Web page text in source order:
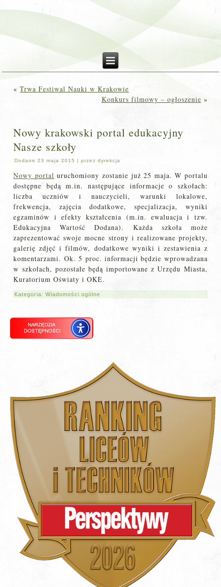
«Trwa Festiwal Nauki w Krakowie
Konkurs filmowy – ogłoszenie »
Nowy krakowski portal edukacyjny
Nasze szkoły
Dodane 23 maja 2015 |przez dyrekcja
Nowy portal uruchomiony zostanie już 25 maja. W portalu
dostępne będą m.in. następujące informacje o szkołach:
liczba uczniów i nauczycieli, warunki lokalowe,
frekwencja, zajęcia dodatkowe, specjalizacja, wyniki
egzaminów i efekty kształcenia (m.in. ewaluacja i tzw.
Edukacyjna Wartość Dodana). Każda szkoła może
zaprezentować swoje mocne strony i realizowane projekty,
galerię zdjęć i filmów, dodatkowe wyniki i zestawienia z
komentarzami. Ok. 5 proc. informacji będzie wprowadzana
w szkołach, pozostałe będą importowane z Urzędu Miasta,
Kuratorium Oświaty i OKE.
Kategoria:Wiadomości ogólne